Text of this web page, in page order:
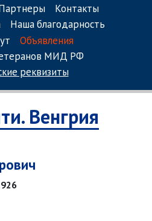
Контакты
Наша благодарность
Объявления
МИД РФ
реквизиты
Венгрия